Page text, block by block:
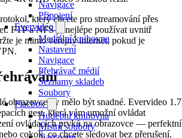
Navigace
Připojení
Evervideo
Mediální knihovna
Nastavení
Navigace
Přehrávač médií
Seznamy skladeb
Soubory
Flacbox
Hudební knihovna
Místní soubory
který chcete pro streamování přes
FTP a NFS je nejlépe používat uvnitř
je mimo veřejný internet, pokud je
obrazovce by mělo být snadné. Evervideo 1.7
gest, která vám umožní ovládat
ovládacích prvků na obrazovce — perfektní
cokoli, co chcete sledovat bez přerušení.